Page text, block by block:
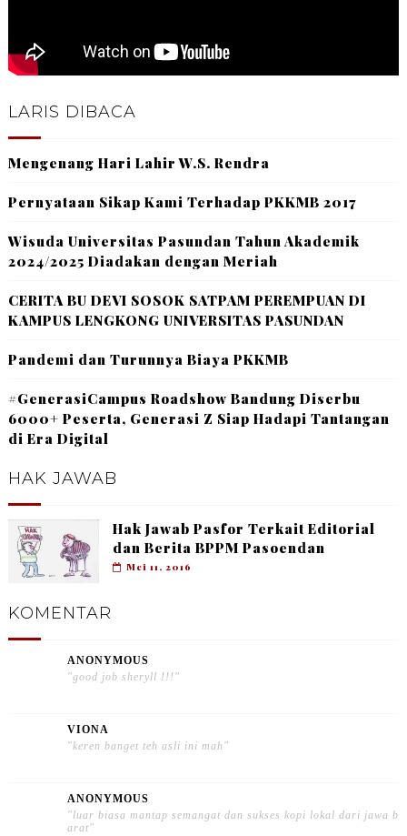
LARIS DIBACA
Mengenang Hari Lahir W.S. Rendra
Pernyataan Sikap Kami Terhadap PKKMB 2017
Wisuda Universitas Pasundan Tahun Akademik
2024/2025 Diadakan dengan Meriah
CERITA BU DEVI SOSOK SATPAM PEREMPUAN DI
KAMPUS LENGKONG UNIVERSITAS PASUNDAN
Pandemi dan Turunnya Biaya PKKMB
#GenerasiCampus Roadshow Bandung Diserbu
6000+ Peserta, Generasi Z Siap Hadapi Tantangan
di Era Digital
HAK JAWAB
Hak Jawab Pasfor Terkait Editorial
dan Berita BPPM Pasoendan
Mei 11, 2016
KOMENTAR
ANONYMOUS
"good job sheryll !!!"
VIONA
"keren banget teh asli ini mah"
ANONYMOUS
"luar biasa mantap semangat dan sukses kopi lokal dari jawa b
arat"